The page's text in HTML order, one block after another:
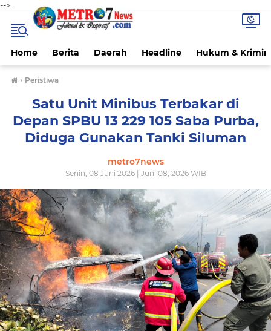
-->
Home Berita Daerah Headline Hukum &
› Peristiwa
Satu Unit Minibus Terbakar di
Depan SPBU 13 229 105 Saba Purba,
Diduga Gunakan Tanki Siluman
metro7news
Senin, 08 Juni 2026 | Juni 08, 2026 WIB